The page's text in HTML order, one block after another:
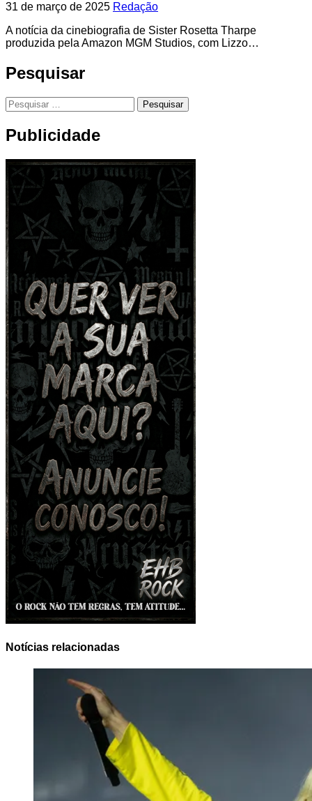
31 de março de 2025 Redação
A notícia da cinebiografia de Sister Rosetta Tharpe
produzida pela Amazon MGM Studios, com Lizzo…
Pesquisar
Pesquisar
por:
Publicidade
Notícias relacionadas